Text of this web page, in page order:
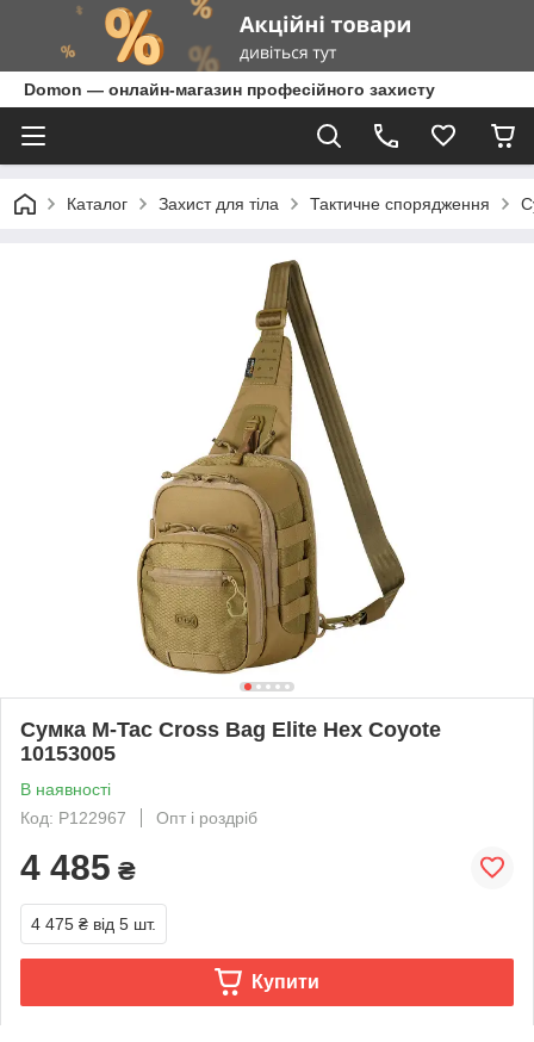
Domon — онлайн-магазин професійного захисту
Каталог Захист для тіла Тактичне спорядження
Сумка M-Tac Cross Bag Elite Hex Coyote
10153005
В наявності
Код: P122967
Опт і роздріб
4 485 ₴
4 475 ₴ від 5 шт.
Купити